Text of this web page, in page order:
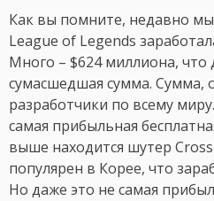
Как вы помните, недавно
League of Legends
Много – $624 миллиона, что
сумасшедшая сумма. Сумма,
разработчики по всему
самая прибыльная
выше находится шутер
популярен в Корее, что
Но даже это не самая